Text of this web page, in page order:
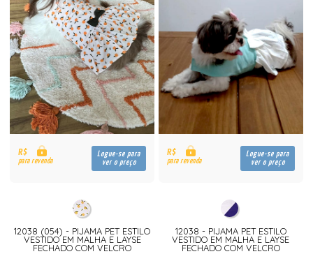
R$
para revenda
Logue-se para
ver o preço
12038 (054) - PIJAMA PET ESTILO
VESTIDO EM MALHA E LAYSE
FECHADO COM VELCRO
R$
para revenda
Logue-se para
ver o preço
12038 - PIJAMA PET ESTILO
VESTIDO EM MALHA E LAYSE
FECHADO COM VELCRO